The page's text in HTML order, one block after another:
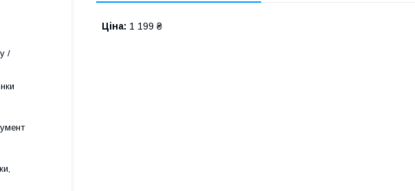
Ціна: 1 199 ₴
/